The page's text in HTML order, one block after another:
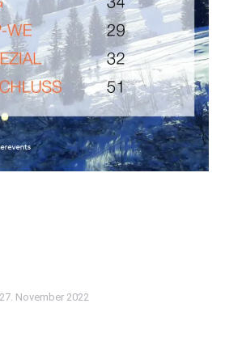
27. November 2022